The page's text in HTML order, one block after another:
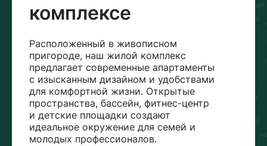
комплексе
Расположенный в живописном
пригороде, наш жилой комплекс
предлагает современные апартаменты
с изысканным дизайном и удобствами
для комфортной жизни. Открытые
пространства, бассейн, фитнес-центр
и детские площадки создают
идеальное окружение для семей и
молодых профессионалов.